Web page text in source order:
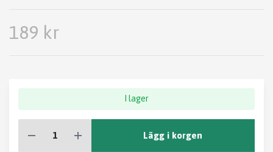
189 kr
I lager
Lägg i korgen